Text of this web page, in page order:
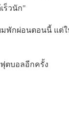
ร็วนัก"
พักผ่อนตอนนี้ แต่
ตบอลอีกครั้ง